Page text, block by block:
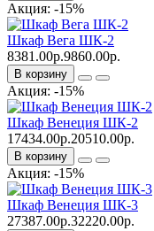
Акция: -15%
Шкаф Вега ШК-2
8381.00р.9860.00р.
В корзину
Акция: -15%
Шкаф Венеция ШК-2
17434.00р.20510.00р.
В корзину
Акция: -15%
Шкаф Венеция ШК-3
27387.00р.32220.00р.